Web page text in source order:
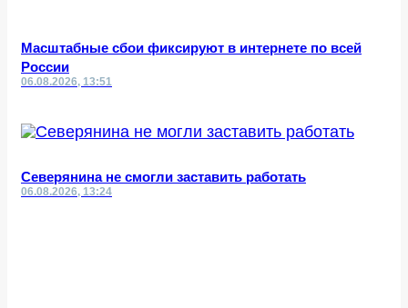
Масштабные сбои фиксируют в интернете по всей
России
06.08.2026, 13:51
Северянина не смогли заставить работать
06.08.2026, 13:24